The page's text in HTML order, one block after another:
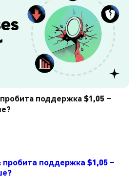
пробита поддержка $1,05 –
пробита поддержка $1,05 –